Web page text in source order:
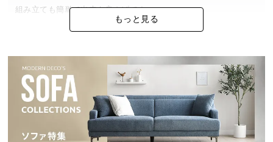
型
送
に
つ
て
組み立ても簡単で出来も良さげです
素材も色合いも想像通りでしたもっと見る